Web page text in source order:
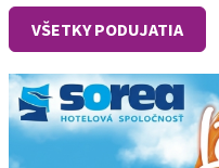
VŠETKY PODUJATIA